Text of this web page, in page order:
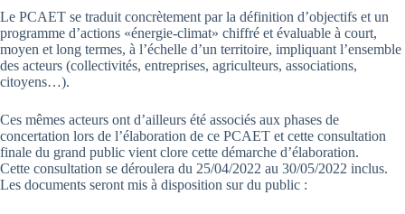
Le PCAET se traduit concrètement par la définition d’objectifs et un
programme d’actions «énergie-climat» chiffré et évaluable à court,
moyen et long termes, à l’échelle d’un territoire, impliquant l’ensemble
des acteurs (collectivités, entreprises, agriculteurs, associations,
citoyens…).
Ces mêmes acteurs ont d’ailleurs été associés aux phases de
concertation lors de l’élaboration de ce PCAET et cette consultation
finale du grand public vient clore cette démarche d’élaboration.
Cette consultation se déroulera du 25/04/2022 au 30/05/2022 inclus.
Les documents seront mis à disposition sur du public :